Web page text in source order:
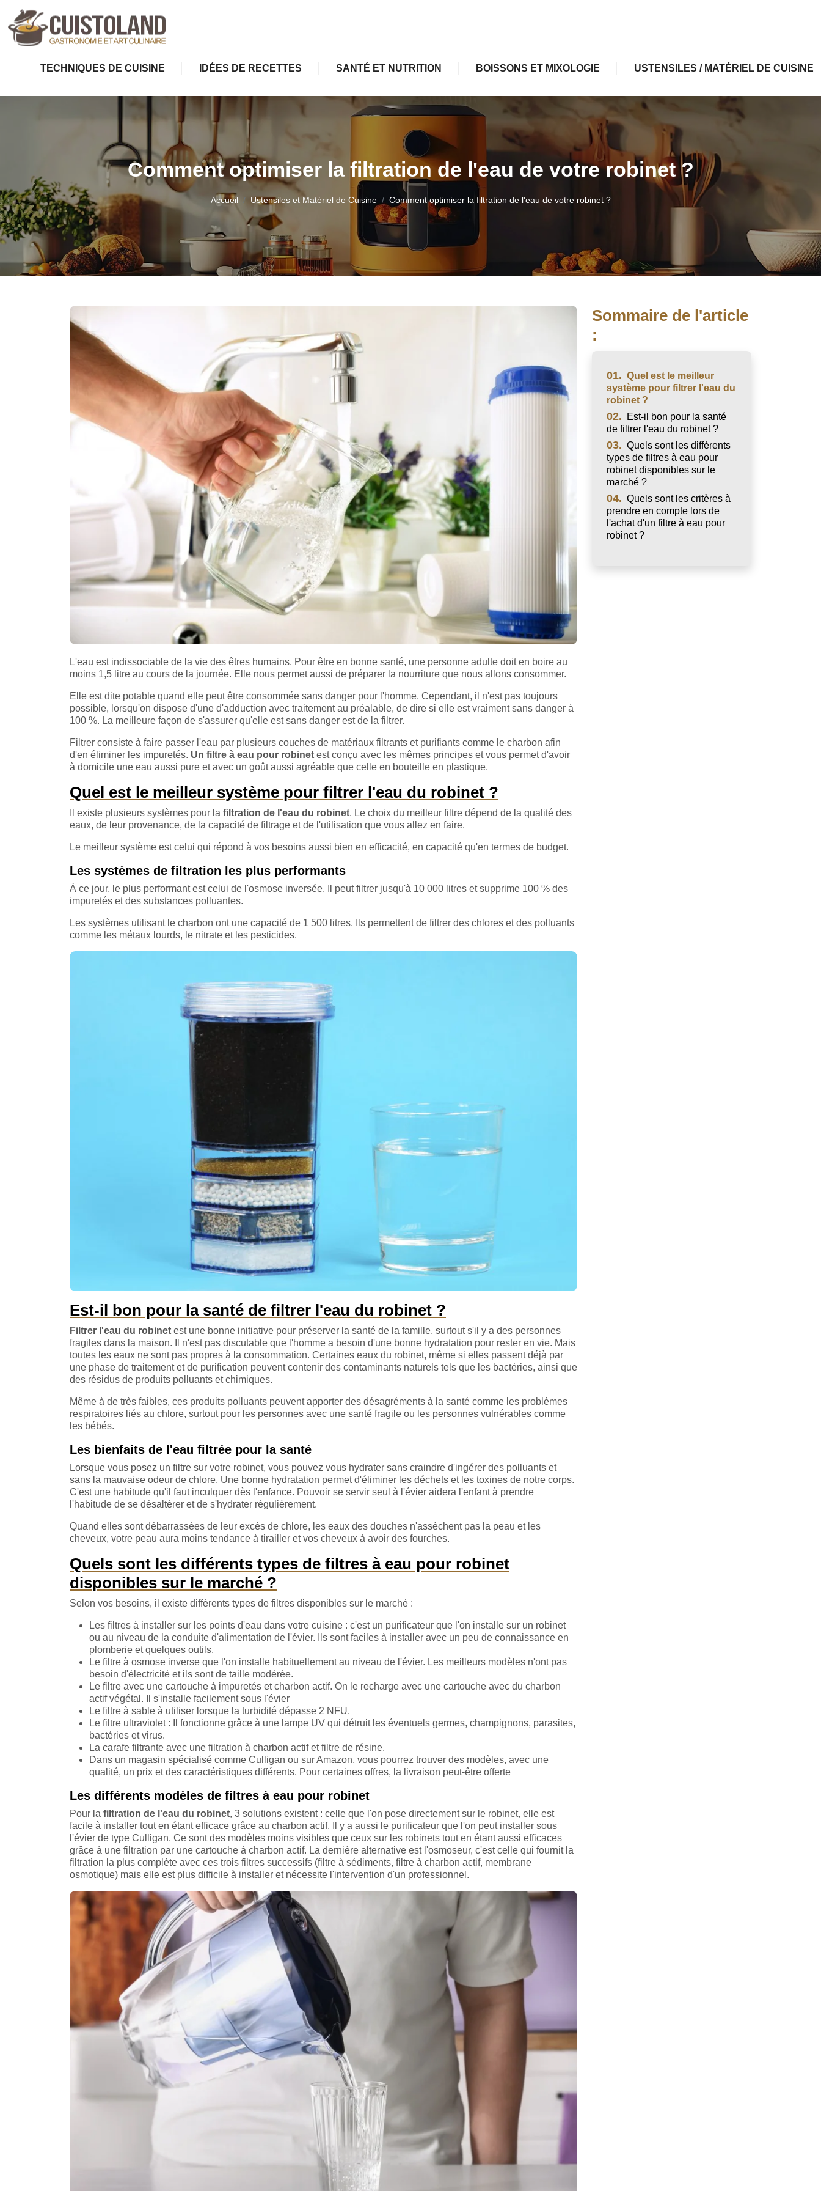
TECHNIQUES DE CUISINE IDÉES DE RECETTES SANTÉ ET NUTRITION BOISSONS ET MIXOLOGIE USTENSILES / MATÉRIEL DE CUISINE
Comment optimiser la filtration de l'eau de votre robinet ?
Accueil Ustensiles et Matériel de Cuisine Comment optimiser la filtration de l'eau de votre robinet ?
L'eau est indissociable de la vie des êtres humains. Pour être en bonne santé, une personne adulte doit en boire au
moins 1,5 litre au cours de la journée. Elle nous permet aussi de préparer la nourriture que nous allons consommer.
Elle est dite potable quand elle peut être consommée sans danger pour l'homme. Cependant, il n'est pas toujours
possible, lorsqu'on dispose d'une d'adduction avec traitement au préalable, de dire si elle est vraiment sans danger à
100 %. La meilleure façon de s'assurer qu'elle est sans danger est de la filtrer.
Filtrer consiste à faire passer l'eau par plusieurs couches de matériaux filtrants et purifiants comme le charbon afin
d'en éliminer les impuretés. Un filtre à eau pour robinet est conçu avec les mêmes principes et vous permet d'avoir
à domicile une eau aussi pure et avec un goût aussi agréable que celle en bouteille en plastique.
Quel est le meilleur système pour filtrer l'eau du robinet ?
Il existe plusieurs systèmes pour la filtration de l'eau du robinet. Le choix du meilleur filtre dépend de la qualité des
eaux, de leur provenance, de la capacité de filtrage et de l'utilisation que vous allez en faire.
Le meilleur système est celui qui répond à vos besoins aussi bien en efficacité, en capacité qu'en termes de budget.
Les systèmes de filtration les plus performants
À ce jour, le plus performant est celui de l'osmose inversée. Il peut filtrer jusqu'à 10 000 litres et supprime 100 % des
impuretés et des substances polluantes.
Les systèmes utilisant le charbon ont une capacité de 1 500 litres. Ils permettent de filtrer des chlores et des polluants
comme les métaux lourds, le nitrate et les pesticides.
Est-il bon pour la santé de filtrer l'eau du robinet ?
Filtrer l'eau du robinet est une bonne initiative pour préserver la santé de la famille, surtout s'il y a des personnes
fragiles dans la maison. Il n'est pas discutable que l'homme a besoin d'une bonne hydratation pour rester en vie. Mais
toutes les eaux ne sont pas propres à la consommation. Certaines eaux du robinet, même si elles passent déjà par
une phase de traitement et de purification peuvent contenir des contaminants naturels tels que les bactéries, ainsi que
des résidus de produits polluants et chimiques.
Même à de très faibles, ces produits polluants peuvent apporter des désagréments à la santé comme les problèmes
respiratoires liés au chlore, surtout pour les personnes avec une santé fragile ou les personnes vulnérables comme
les bébés.
Les bienfaits de l'eau filtrée pour la santé
Lorsque vous posez un filtre sur votre robinet, vous pouvez vous hydrater sans craindre d'ingérer des polluants et
sans la mauvaise odeur de chlore. Une bonne hydratation permet d'éliminer les déchets et les toxines de notre corps.
C'est une habitude qu'il faut inculquer dès l'enfance. Pouvoir se servir seul à l'évier aidera l'enfant à prendre
l'habitude de se désaltérer et de s'hydrater régulièrement.
Quand elles sont débarrassées de leur excès de chlore, les eaux des douches n'assèchent pas la peau et les
cheveux, votre peau aura moins tendance à tirailler et vos cheveux à avoir des fourches.
Quels sont les différents types de filtres à eau pour robinet
disponibles sur le marché ?
Selon vos besoins, il existe différents types de filtres disponibles sur le marché :
Les filtres à installer sur les points d'eau dans votre cuisine : c'est un purificateur que l'on installe sur un robinet
ou au niveau de la conduite d'alimentation de l'évier. Ils sont faciles à installer avec un peu de connaissance en
plomberie et quelques outils.
Le filtre à osmose inverse que l'on installe habituellement au niveau de l'évier. Les meilleurs modèles n'ont pas
besoin d'électricité et ils sont de taille modérée.
Le filtre avec une cartouche à impuretés et charbon actif. On le recharge avec une cartouche avec du charbon
actif végétal. Il s'installe facilement sous l'évier
Le filtre à sable à utiliser lorsque la turbidité dépasse 2 NFU.
Le filtre ultraviolet : Il fonctionne grâce à une lampe UV qui détruit les éventuels germes, champignons, parasites,
bactéries et virus.
La carafe filtrante avec une filtration à charbon actif et filtre de résine.
Dans un magasin spécialisé comme Culligan ou sur Amazon, vous pourrez trouver des modèles, avec une
qualité, un prix et des caractéristiques différents. Pour certaines offres, la livraison peut-être offerte
Les différents modèles de filtres à eau pour robinet
Pour la filtration de l'eau du robinet, 3 solutions existent : celle que l'on pose directement sur le robinet, elle est
facile à installer tout en étant efficace grâce au charbon actif. Il y a aussi le purificateur que l'on peut installer sous
l'évier de type Culligan. Ce sont des modèles moins visibles que ceux sur les robinets tout en étant aussi efficaces
grâce à une filtration par une cartouche à charbon actif. La dernière alternative est l'osmoseur, c'est celle qui fournit la
filtration la plus complète avec ces trois filtres successifs (filtre à sédiments, filtre à charbon actif, membrane
osmotique) mais elle est plus difficile à installer et nécessite l'intervention d'un professionnel.
Sommaire de l'article
:
01. Quel est le meilleur
système pour filtrer l'eau du
robinet ?
02.
Est-il bon pour la santé
de filtrer l'eau du robinet ?
03. Quels sont les différents
types de filtres à eau pour
robinet disponibles sur le
marché ?
04. Quels sont les critères à
prendre en compte lors de
l'achat d'un filtre à eau pour
robinet ?